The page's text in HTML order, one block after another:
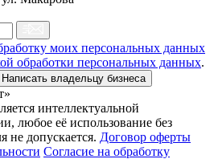
моих персональных данных
обработки персональных данных.
Написать владельцу бизнеса
интеллектуальной
любое её использование без
не допускается. Договор оферты
Согласие на обработку